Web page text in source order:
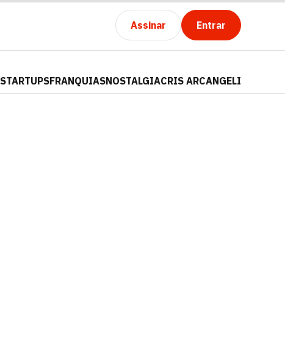
Assinar Entrar
STARTUPSFRANQUIASNOSTALGIACRIS ARCANGELI